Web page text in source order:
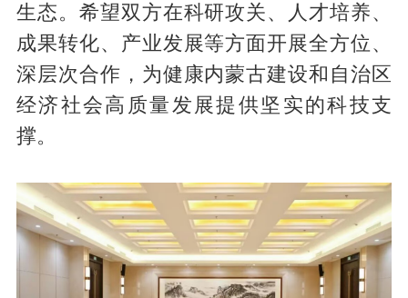
生态。希望双方在科研攻关、人才培养、
成果转化、产业发展等方面开展全方位、
深层次合作，为健康内蒙古建设和自治区
经济社会高质量发展提供坚实的科技支
撑。